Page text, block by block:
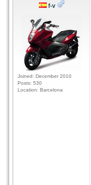
f-v
Joined: December 2010
Posts: 530
Location: Barcelona